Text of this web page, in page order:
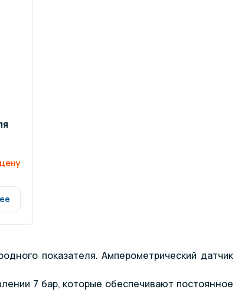
показателя. Амперометрический датчик
7 бар, которые обеспечивают постоянное